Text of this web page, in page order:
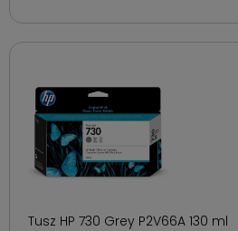
Tusz HP 730 Grey P2V66A 130 ml